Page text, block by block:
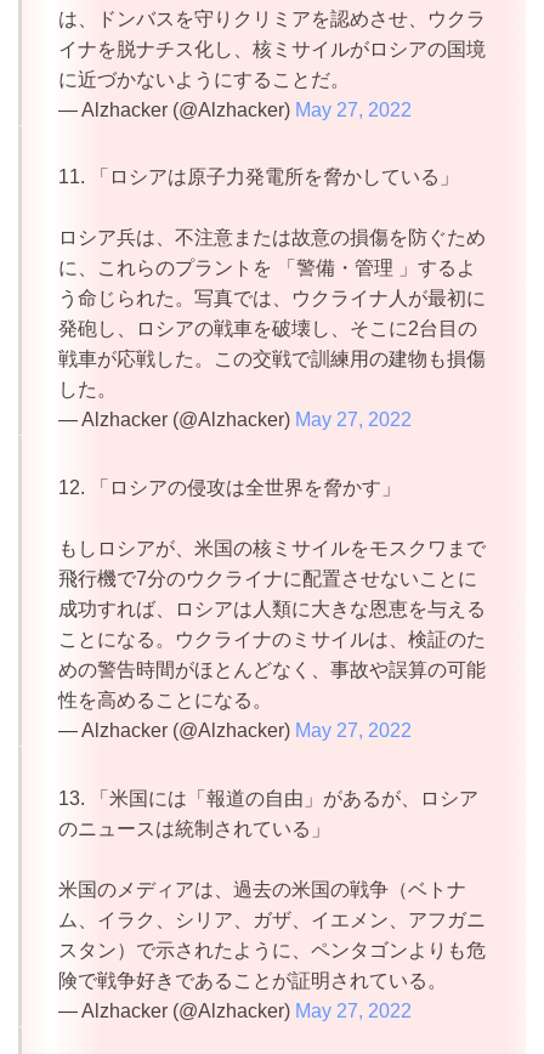
は、ドンバスを守りクリミアを認めさせ、ウクラ
イナを脱ナチス化し、核ミサイルがロシアの国境
に近づかないようにすることだ。
— Alzhacker (@Alzhacker) May 27, 2022
11. 「ロシアは原子力発電所を脅かしている」
ロシア兵は、不注意または故意の損傷を防ぐため
に、これらのプラントを 「警備・管理 」するよ
う命じられた。写真では、ウクライナ人が最初に
発砲し、ロシアの戦車を破壊し、そこに2台目の
戦車が応戦した。この交戦で訓練用の建物も損傷
した。
— Alzhacker (@Alzhacker) May 27, 2022
12. 「ロシアの侵攻は全世界を脅かす」
もしロシアが、米国の核ミサイルをモスクワまで
飛行機で7分のウクライナに配置させないことに
成功すれば、ロシアは人類に大きな恩恵を与える
ことになる。ウクライナのミサイルは、検証のた
めの警告時間がほとんどなく、事故や誤算の可能
性を高めることになる。
— Alzhacker (@Alzhacker) May 27, 2022
13. 「米国には「報道の自由」があるが、ロシア
のニュースは統制されている」
米国のメディアは、過去の米国の戦争（ベトナ
ム、イラク、シリア、ガザ、イエメン、アフガニ
スタン）で示されたように、ペンタゴンよりも危
険で戦争好きであることが証明されている。
— Alzhacker (@Alzhacker) May 27, 2022